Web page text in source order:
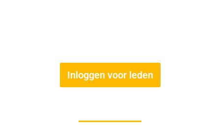
Inloggen voor leden